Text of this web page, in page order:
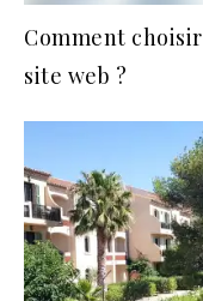
Comment
site web ?